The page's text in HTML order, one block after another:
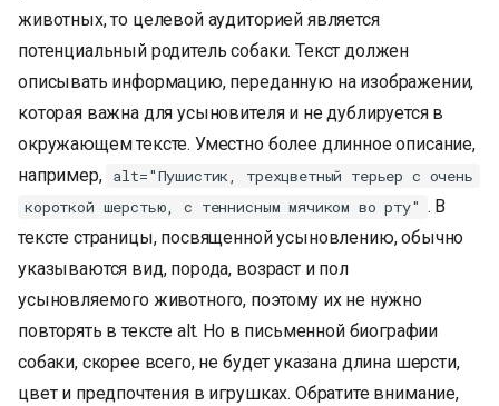
животных, то целевой аудиторией является
потенциальный родитель собаки. Текст должен
описывать информацию, переданную на изображении,
которая важна для усыновителя и не дублируется в
окружающем тексте. Уместно более длинное описание,
например, alt="Пушистик, трехцветный терьер с очень
короткой шерстью, с теннисным мячиком во рту" . В
тексте страницы, посвященной усыновлению, обычно
указываются вид, порода, возраст и пол
усыновляемого животного, поэтому их не нужно
повторять в тексте alt. Но в письменной биографии
собаки, скорее всего, не будет указана длина шерсти,
цвет и предпочтения в игрушках. Обратите внимание,